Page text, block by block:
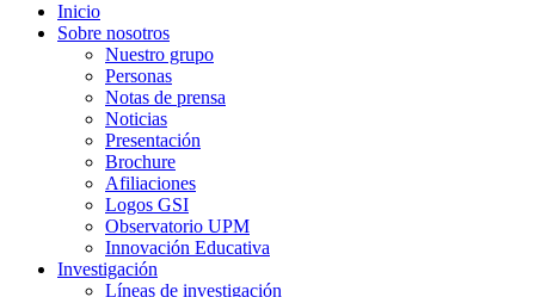
Inicio
Sobre nosotros
Nuestro grupo
Personas
Notas de prensa
Noticias
Presentación
Brochure
Afiliaciones
Logos GSI
Observatorio UPM
Innovación Educativa
Investigación
Líneas de investigación